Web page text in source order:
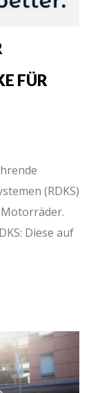
FÜR
(RDKS)
Diese auf